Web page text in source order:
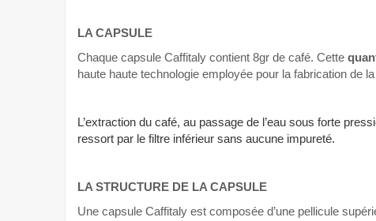
LA CAPSULE
Chaque capsule Caffitaly contient 8gr de café. Cette
haute haute technologie employée pour la fabrication de
L’extraction du café, au passage de l’eau sous forte
ressort par le filtre inférieur sans aucune impureté.
LA STRUCTURE DE LA CAPSULE
Une capsule Caffitaly est composée d’une pellicule